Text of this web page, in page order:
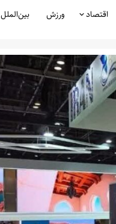
اقتصاد ورزش بین‌الملل